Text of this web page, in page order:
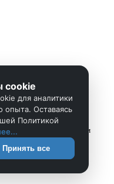
мы вам скоро перезвоним
cookie
для аналитики
опыта. Оставаясь
Политикой
Принять все